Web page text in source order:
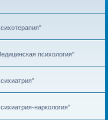
психология"
наркология"